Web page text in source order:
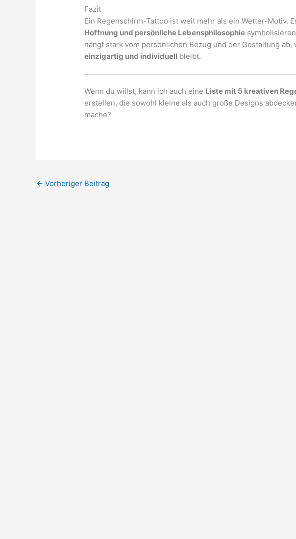
Fazit
Ein Regenschirm-Tattoo ist weit mehr als ein Wetter-Motiv.
Hoffnung und persönliche Lebensphilosophie
hängt stark vom persönlichen Bezug und der Gestaltung
einzigartig und individuell bleibt.
Wenn du willst, kann ich auch eine Liste mit 5 kreativen
erstellen, die sowohl kleine als auch große Designs
mache?
← Vorheriger Beitrag